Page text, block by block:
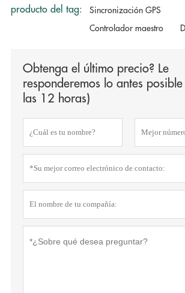
producto del tag: Sincronización GPS
Controlador maestro
Obtenga el último precio? Le
responderemos lo antes
las 12 horas)